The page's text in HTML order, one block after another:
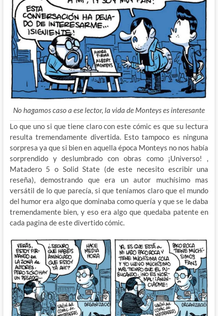
No hagamos caso a ese lector, la vida de Monteys es interesante
Lo que uno si que tiene claro con este cómic es que su lectura
resulta tremendamente divertida. Esto tampoco es ninguna
sorpresa ya que si bien en aquella época Monteys no nos había
sorprendido y deslumbrado con obras como ¡Universo! ,
Matadero 5 o Solid State (de este necesito escribir una
reseña), demostrando que era un autor muchísimo mas
versátil de lo que parecía, si que teníamos claro que el mundo
del humor era algo que dominaba como quería y que se le daba
tremendamente bien, y eso era algo que quedaba patente en
cada pagina de este divertido cómic.